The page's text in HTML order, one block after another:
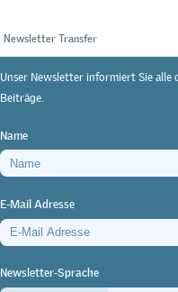
Newsletter Transfer
Unser Newsletter informiert Sie alle
Beiträge.
Name
E-Mail Adresse
Newsletter-Sprache